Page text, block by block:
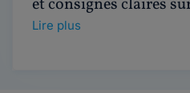
et consignes claires
Lire plus